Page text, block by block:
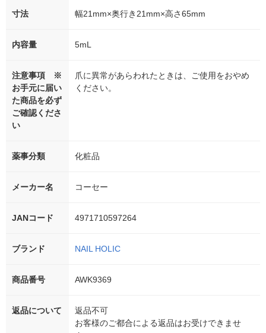
寸法 幅21mm×奥行き21mm×高さ65mm
内容量 5mL
注意事項 ※
お手元に届い
た商品を必ず
ご確認くださ
い
爪に異常があらわれたときは、ご使用をおやめ
ください。
薬事分類 化粧品
メーカー名 コーセー
JANコード 4971710597264
ブランド NAIL HOLIC
商品番号 AWK9369
返品について
返品不可
お客様のご都合による返品はお受けできませ